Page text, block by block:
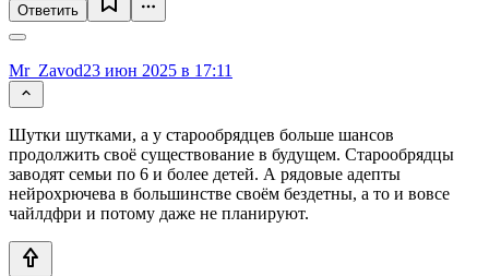
Ответить
Mr_Zavod23 июн 2025 в 17:11
Шутки шутками, а у старообрядцев больше шансов
продолжить своё существование в будущем. Старообрядцы
заводят семьи по 6 и более детей. А рядовые адепты
нейрохрючева в большинстве своём бездетны, а то и вовсе
чайлдфри и потому даже не планируют.